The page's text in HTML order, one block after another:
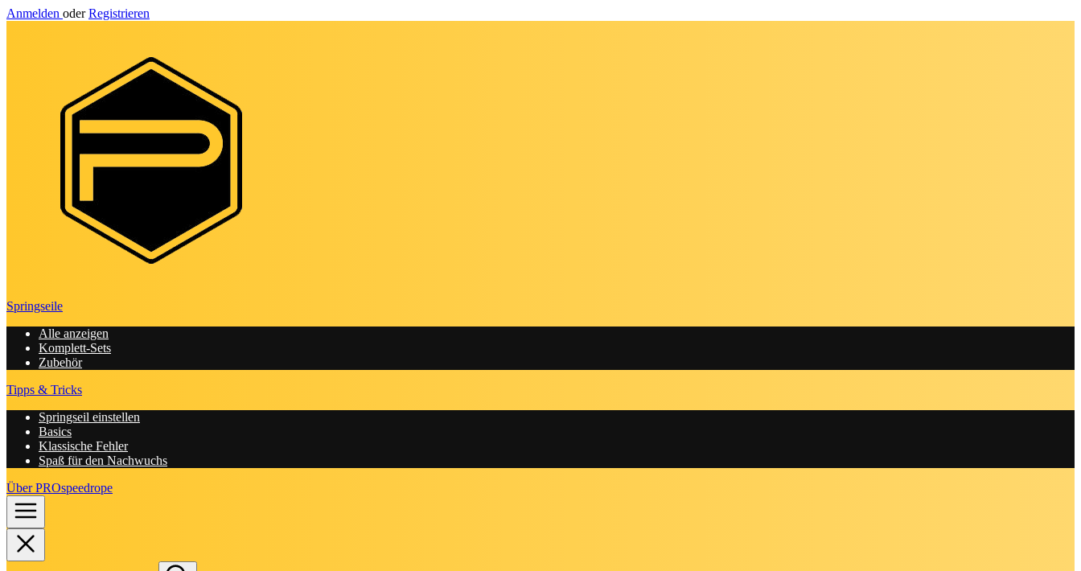
Anmelden oder Registrieren
Springseile
Alle anzeigen
Komplett-Sets
Zubehör
Tipps & Tricks
Springseil einstellen
Basics
Klassische Fehler
Spaß für den Nachwuchs
Über PROspeedrope